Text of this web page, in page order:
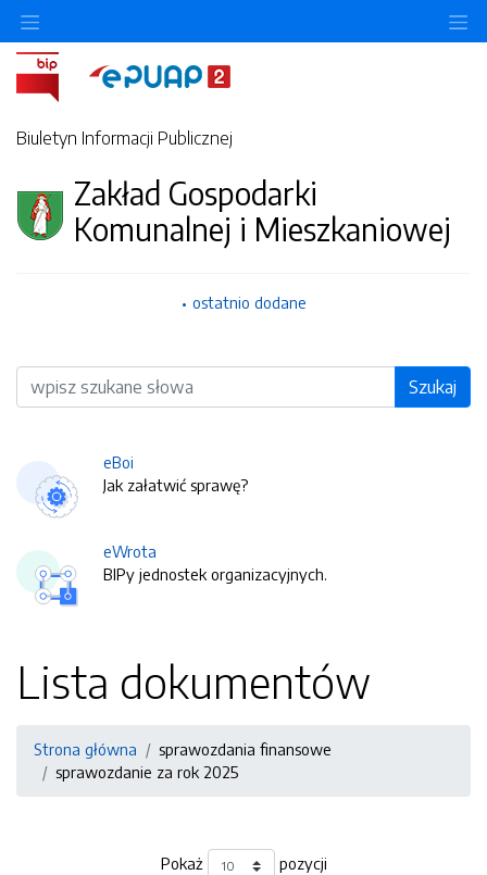
Biuletyn Informacji Publicznej
Zakład Gospodarki
Komunalnej i Mieszkaniowej
ostatnio dodane
Wyszukiwarka Szukaj
eBoi
Jak załatwić sprawę?
eWrota
BIPy jednostek organizacyjnych.
Lista dokumentów
Strona główna
sprawozdania finansowe
sprawozdanie za rok 2025
Pokaż pozycji